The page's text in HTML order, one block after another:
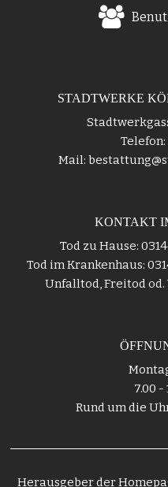
STADTWERKE
Telefon:
Mail:
KONTAKT
Tod zu Hause:
Tod im Krankenhaus:
Unfalltod, Freitod od.
7.00 -
Rund um die
Herausgeber der